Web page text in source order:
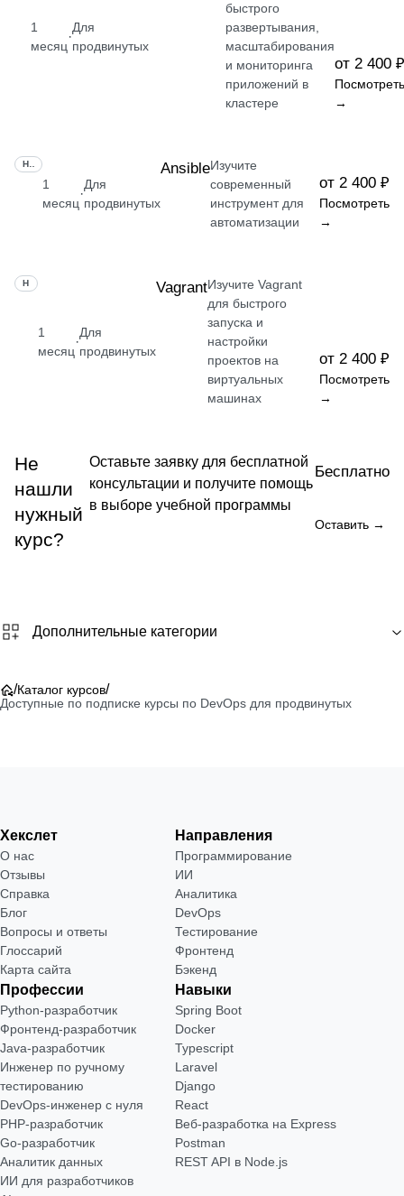
1
месяц
·
Для
продвинутых
быстрого
развертывания,
масштабирования
и мониторинга
приложений в
кластере
от 2 400 ₽
Посмотреть
→
1
месяц
·
Для
продвинутых
AnsibleИзучите
современный
инструмент для
автоматизации
от 2 400 ₽
Посмотреть
→
НАВЫК
1
месяц
·
Для
продвинутых
VagrantИзучите Vagrant
для быстрого
запуска и
настройки
проектов на
виртуальных
машинах
от 2 400 ₽
Посмотреть
→
Не
нашли
нужный
курс?
Оставьте заявку для бесплатной
консультации и получите помощь
в выборе учебной программы
Бесплатно
Оставить →
Дополнительные категории
/Каталог курсов/
Доступные по подписке курсы по DevOps для продвинутых
Хекслет
О нас
Отзывы
Справка
Блог
Вопросы и ответы
Глоссарий
Карта сайта
Направления
Программирование
ИИ
Аналитика
DevOps
Тестирование
Фронтенд
Бэкенд
Профессии
Python-разработчик
Фронтенд-разработчик
Java-разработчик
Инженер по ручному
тестированию
DevOps-инженер с нуля
РНР-разработчик
Go-разработчик
Аналитик данных
ИИ для разработчиков
Навыки
Spring Boot
Docker
Typescript
Laravel
Django
React
Веб-разработка на Express
Postman
REST API в Node.js